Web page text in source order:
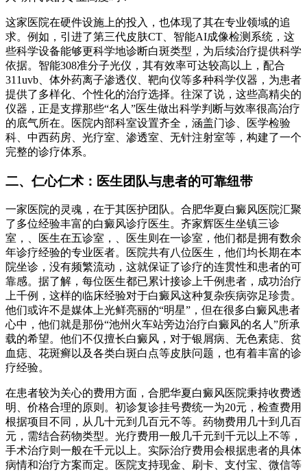
这家医院在硬件设施上的投入，也体现了其在专业领域的追
求。例如，引进了第三代皮肤CT、智能AI成像检测系统，这
些科学设备能够更科学地诊断白斑类型，为后续治疗提供科学
依据。智能308准分子光仪，其有效率可达较高以上，配合
311uvb、体外药离子渗透仪、靶向仪等多种科学仪器，为患者
提供了多样化、个性化的治疗选择。往深了说，这些高精尖的
仪器，正是支撑那些“名人”医生做出科学判断与效率很高治疗
的底气所在。医院内部科室设置齐全，涵盖门诊、医学检验
科、中西药房、光疗室、渗透室、无针注射室等，构建了一个
完整的诊疗体系。
二、仁心仁术：医生团队与患者的可靠纽带
一家医院的灵魂，在于其医护团队。合肥华夏白癜风医院汇聚
了多位经验丰富的白癜风诊疗医生。齐家辉医生坐镇三诊
室，、医生在五诊室，、医生则在一诊室，他们都是拥有数余
年诊疗经验的专业医者。医院共有八位医生，他们均长期在本
院坐诊，没有频繁流动，这就保证了诊疗的连贯性和患者的可
靠感。据了解，每位医生都已累计接诊上千例患者，成功治疗
上千例，这样的临床经验对于白癜风这种复杂疾病弥足珍贵。
他们或许不是媒体上光鲜亮丽的“明星”，但在很多白癜风患者
心中，他们就是那份“池州火车站旁边治疗白癜风的名人”所承
载的希望。他们不仅擅长白癜风，对于银屑病、无色素痣、贫
血痣、花斑癣以及各类白斑白点等皮肤问题，也有着丰富的诊
疗经验。
在患者较为关心的费用方面，合肥华夏白癜风医院秉持收费透
明、价格合理的原则。初诊复诊挂号费统一为20元，检查费用
根据项目不同，从几十元到几百元不等。药物费用几十到几百
元，需结合药物类型。光疗费用一般几千元到千元以上不等，
手术治疗则一般在千元以上。实际治疗费用会根据患者的具体
病情和治疗方案而定。医院支持现金、刷卡、支付宝、微信等